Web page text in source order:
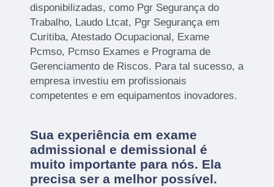
disponibilizadas, como Pgr Segurança do
Trabalho, Laudo Ltcat, Pgr Segurança em
Curitiba, Atestado Ocupacional, Exame
Pcmso, Pcmso Exames e Programa de
Gerenciamento de Riscos. Para tal sucesso, a
empresa investiu em profissionais
competentes e em equipamentos inovadores.
Sua experiência em exame
admissional e demissional é
muito importante para nós. Ela
precisa ser a melhor possível.